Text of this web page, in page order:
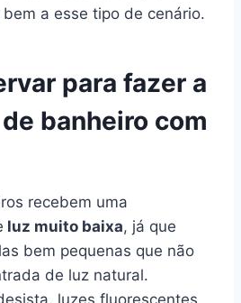
bem a esse tipo de cenário.
para fazer a
banheiro com
recebem uma
luz muito baixa, já que
bem pequenas que não
de luz natural.